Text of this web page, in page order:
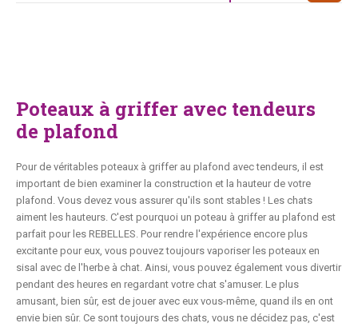
Poteaux à griffer avec tendeurs
de plafond
Pour de véritables poteaux à griffer au plafond avec tendeurs, il est
important de bien examiner la construction et la hauteur de votre
plafond. Vous devez vous assurer qu'ils sont stables ! Les chats
aiment les hauteurs. C'est pourquoi un poteau à griffer au plafond est
parfait pour les REBELLES. Pour rendre l'expérience encore plus
excitante pour eux, vous pouvez toujours vaporiser les poteaux en
sisal avec de l'herbe à chat. Ainsi, vous pouvez également vous divertir
pendant des heures en regardant votre chat s'amuser. Le plus
amusant, bien sûr, est de jouer avec eux vous-même, quand ils en ont
envie bien sûr. Ce sont toujours des chats, vous ne décidez pas, c'est